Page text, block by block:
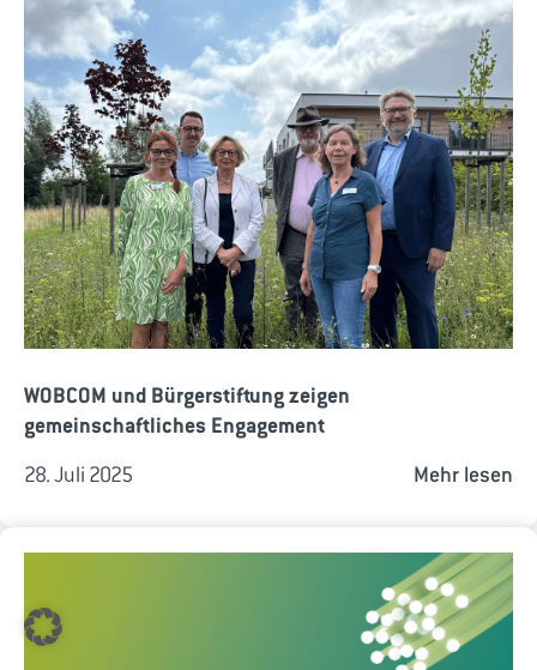
WOBCOM und Bürgerstiftung zeigen
gemeinschaftliches Engagement
28. Juli 2025 Mehr lesen